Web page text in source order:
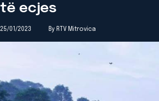
të ecjes
25/01/2023 By RTV Mitrovica